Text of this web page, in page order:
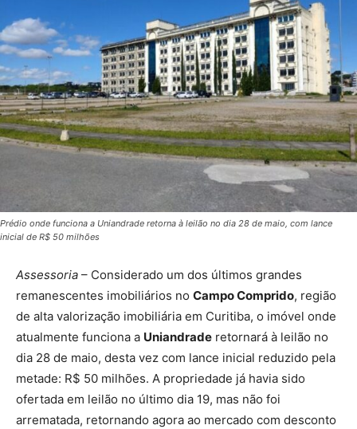
Prédio onde funciona a Uniandrade retorna à leilão no dia 28 de maio, com lance
inicial de R$ 50 milhões
Assessoria – Considerado um dos últimos grandes
remanescentes imobiliários no Campo Comprido, região
de alta valorização imobiliária em Curitiba, o imóvel onde
atualmente funciona a Uniandrade retornará à leilão no
dia 28 de maio, desta vez com lance inicial reduzido pela
metade: R$ 50 milhões. A propriedade já havia sido
ofertada em leilão no último dia 19, mas não foi
arrematada, retornando agora ao mercado com desconto